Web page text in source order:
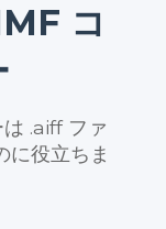
コ
.aiff ファ
に役立ちま